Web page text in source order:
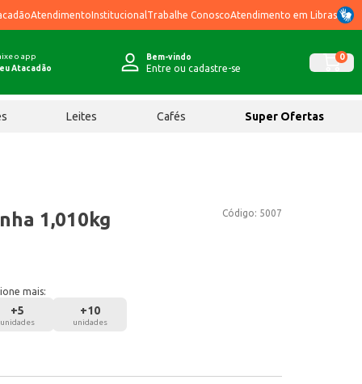
AtendimentoInstitucional Trabalhe ConoscoAtendimento em Libras
o app
Atacadão
Bem-vindo
Entre ou cadastre-se
0
Leites Cafés Super Ofertas
Código: 5007
1,010kg
mais:
+5
unidades
+10
unidades